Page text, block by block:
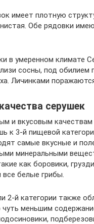
имеет плотную
Обе рядовки
в умеренном климате
сосны, под обилием
Личинками
серушек
и вкусовым
к 3-й пищевой
самые вкусные и
минеральными
как боровики,
белые грибы.
2-й категории также
чуть меньшим